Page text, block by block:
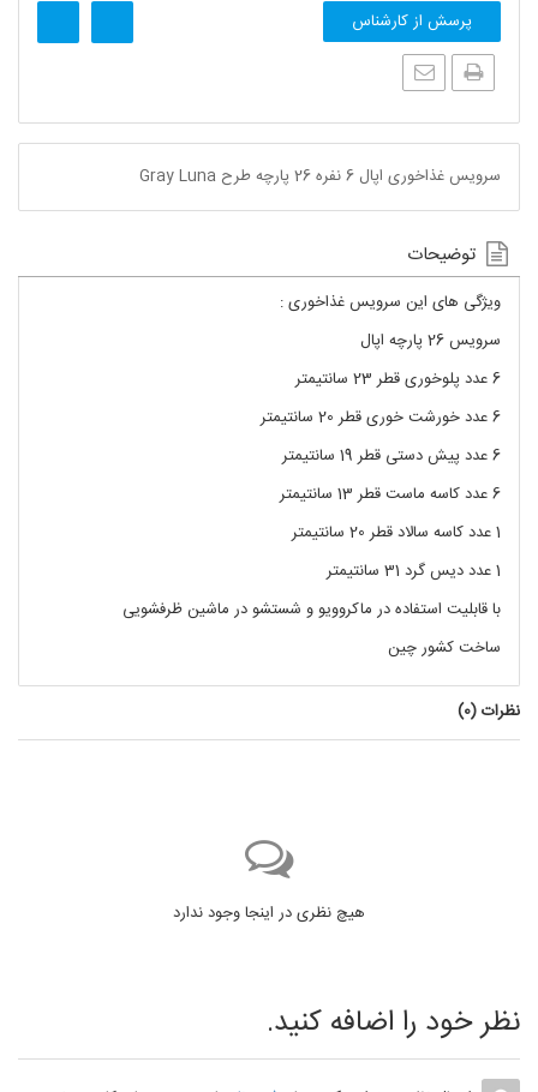
پرسش از کارشناس
سرویس غذاخوری اپال 6 نفره 26 پارچه طرح Gray Luna
توضیحات
ویژگی های این سرویس غذاخوری :
سرویس 26 پارچه اپال
6 عدد پلوخوری قطر 23 سانتیمتر
6 عدد خورشت خوری قطر 20 سانتیمتر
6 عدد پیش دستی قطر 19 سانتیمتر
6 عدد کاسه ماست قطر 13 سانتیمتر
1 عدد کاسه سالاد قطر 20 سانتیمتر
1 عدد دیس گرد 31 سانتیمتر
با قابلیت استفاده در ماکروویو و شستشو در ماشین ظرفشویی
ساخت کشور چین
نظرات (0
)
هیچ نظری در اینجا وجود ندارد
نظر خود را اضافه کنید.